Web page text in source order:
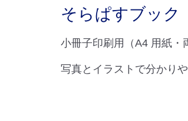
そらぱすブック
小冊子印刷用（A4 用紙・
写真とイラストで分かり